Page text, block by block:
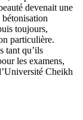
devenait une
toujours,
particulière.
tant qu’ils
les examens,
Cheikh